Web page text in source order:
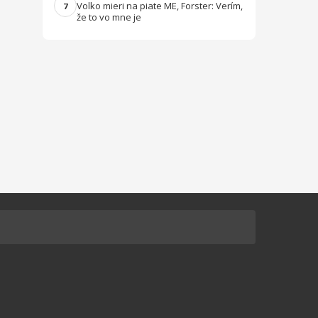
7
Volko mieri na piate ME, Forster: Verím,
že to vo mne je